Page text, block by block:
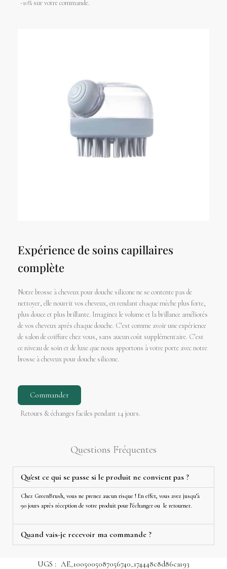
-10% sur votre commande.
Expérience de soins capillaires
complète
Notre brosse à cheveux pour douche silicone ne se contente pas de
nettoyer, elle nourrit vos cheveux, en rendant chaque mèche plus forte,
plus douce et plus brillante. Imaginez le volume et la brillance améliorés
de vos cheveux après chaque douche. C’est comme avoir une expérience
de salon de coiffure chez vous, sans aucun coût supplémentaire. C’est
ce niveau de soin et de luxe que nous apportons à votre porte avec notre
brosse à cheveux pour douche silicone.
Commander
Retours & échanges faciles pendant 14 jours.
Questions Fréquentes
Qu'est ce qui se passe si le produit ne convient pas ?
Chez GreenBrush, vous ne prenez aucun risque ! En effet, vous avez jusqu’à
90 jours après réception de votre produit pour l’échanger ou le retourner.
Quand vais-je recevoir ma commande ?
UGS : AE_1005005087056740_174448c8d86ca193